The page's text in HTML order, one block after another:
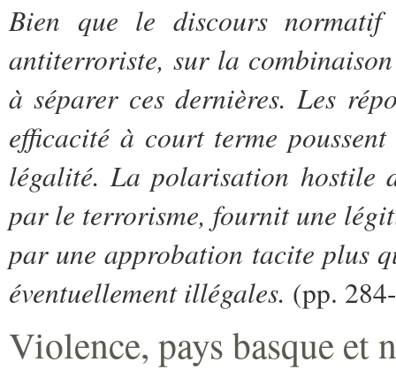
Bien que le discours
antiterroriste, sur la
à séparer ces dernières. Les
efficacité à court terme
légalité. La polarisation hostile
par le terrorisme, fournit une
par une approbation tacite plus
éventuellement illégales. (pp.
Violence, pays basque et